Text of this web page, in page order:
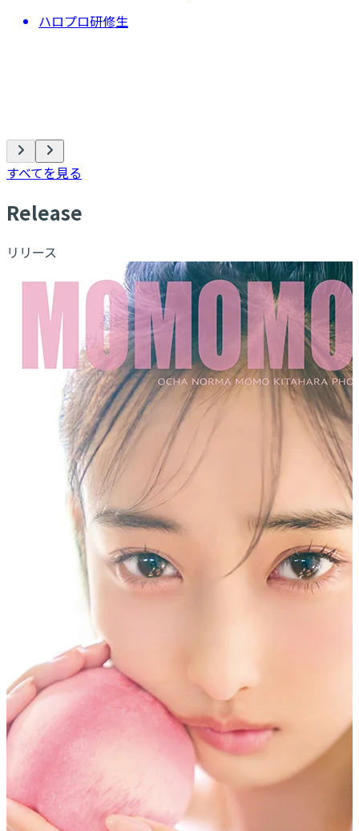
ハロプロ研修生
すべてを見る
Release
リリース